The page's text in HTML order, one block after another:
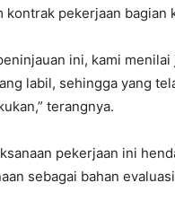
kontrak pekerjaan
ini, kami
labil, sehingga yang
terangnya.
pekerjaan ini
sebagai bahan